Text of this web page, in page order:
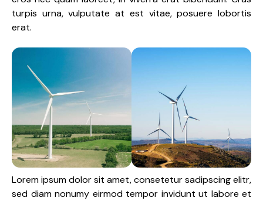
turpis urna, vulputate at est vitae, posuere lobortis
erat.
Lorem ipsum dolor sit amet, consetetur sadipscing elitr,
sed diam nonumy eirmod tempor invidunt ut labore et